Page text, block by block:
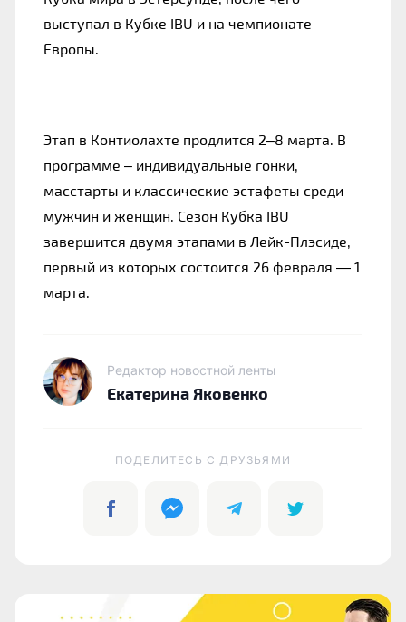
выступал в Кубке IBU и на чемпионате
Европы.
Этап в Контиолахте продлится 2–8 марта. В
программе – индивидуальные гонки,
масстарты и классические эстафеты среди
мужчин и женщин. Сезон Кубка IBU
завершится двумя этапами в Лейк-Плэсиде,
первый из которых состоится 26 февраля — 1
марта.
Редактор новостной ленты
Екатерина Яковенко
ПОДЕЛИТЕСЬ C ДРУЗЬЯМИ